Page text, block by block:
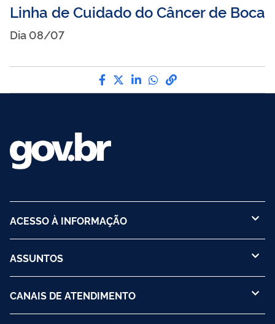
Linha de Cuidado do Câncer de Boca
Dia08/07
Compartilhe por Facebook
Compartilhe por Twitter
Compartilhe por
Compartilhe por
link para Copiar
ACESSO À INFORMAÇÃO
ASSUNTOS
CANAIS DE ATENDIMENTO